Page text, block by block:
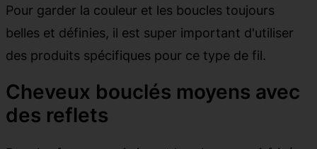
Pour garder la couleur et les boucles toujours
belles et définies, il est super important d'utiliser
des produits spécifiques pour ce type de fil.
Cheveux bouclés moyens avec
des reflets